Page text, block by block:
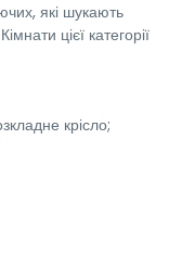
які шукають
цієї категорії
крісло;